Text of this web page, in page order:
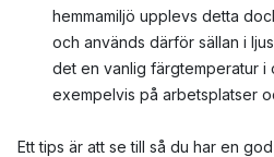
hemmamiljö upplevs detta
och används därför sällan i
det en vanlig färgtemperatur i
exempelvis på arbetsplatser
Ett tips är att se till så du har en